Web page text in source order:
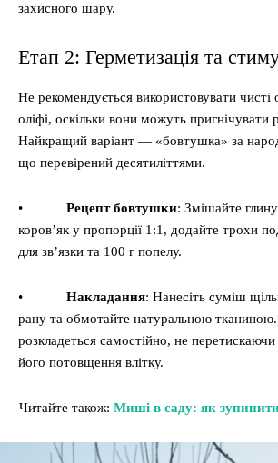
захисного шару.
Етап 2: Герметизація та
Не рекомендується використовувати чисті
оліфі, оскільки вони можуть пригнічувати
Найкращий варіант — «бовтушка» за
що перевірений десятиліттями.
• Рецепт бовтушки: Змішайте
коров’як у пропорції 1:1, додайте трохи
для зв’язки та 100 г попелу.
• Накладання: Нанесіть суміш
рану та обмотайте натуральною
розкладеться самостійно, не
його потовщення влітку.
Читайте також: Миші в саду: як зупинити